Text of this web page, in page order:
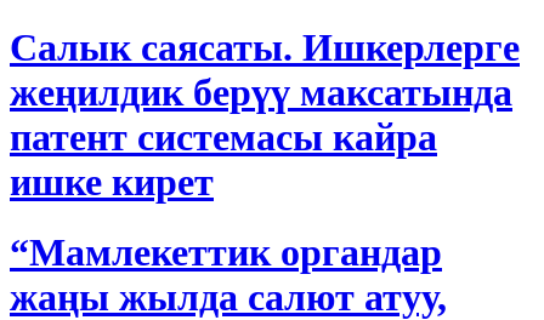
Салык саясаты. Ишкерлерге
жеңилдик берүү максатында
патент системасы кайра
ишке кирет
“Мамлекеттик органдар
жаңы жылда салют атуу,